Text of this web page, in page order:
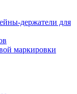
держатели для
маркировки